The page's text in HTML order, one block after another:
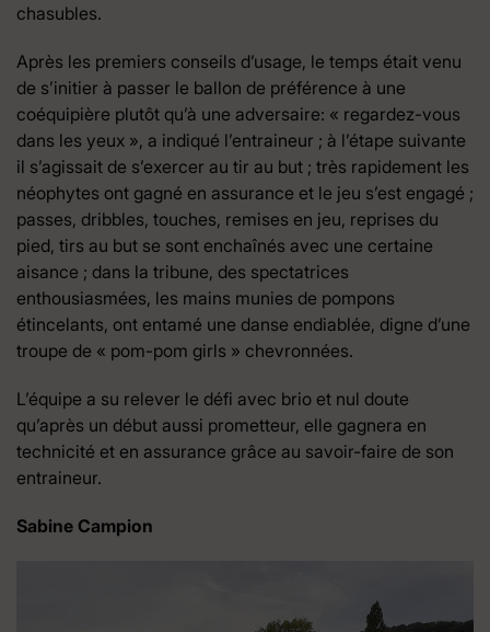
chasubles.
Après les premiers conseils d’usage, le temps était venu
de s’initier à passer le ballon de préférence à une
coéquipière plutôt qu’à une adversaire: « regardez-vous
dans les yeux », a indiqué l’entraineur ; à l’étape suivante
il s’agissait de s’exercer au tir au but ; très rapidement les
néophytes ont gagné en assurance et le jeu s’est engagé ;
passes, dribbles, touches, remises en jeu, reprises du
pied, tirs au but se sont enchaînés avec une certaine
aisance ; dans la tribune, des spectatrices
enthousiasmées, les mains munies de pompons
étincelants, ont entamé une danse endiablée, digne d’une
troupe de « pom-pom girls » chevronnées.
L’équipe a su relever le défi avec brio et nul doute
qu’après un début aussi prometteur, elle gagnera en
technicité et en assurance grâce au savoir-faire de son
entraineur.
Sabine Campion